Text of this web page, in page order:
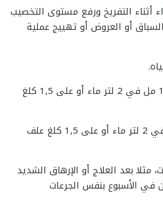
التفريخ ورفع مستوى التخصيب
أو العروض أو تهييج عملية
فترة القلش أو التفريخ: 10 مل في 2 لتر ماء أو على 1,5 كلغ
باقي أيام السنة: 10 مل في 2 لتر ماء أو على 1,5 كلغ علف
مثلا بعد العلاج أو الإرهاق الشديد
في الأسبوع بنفس الجرعات